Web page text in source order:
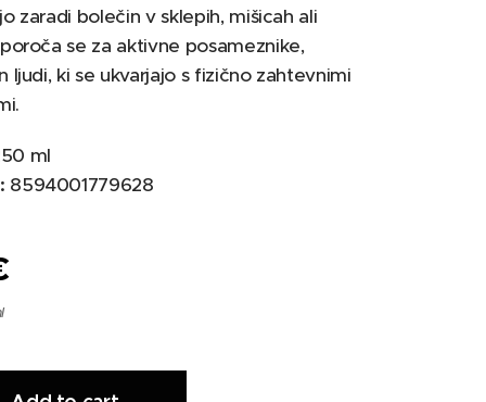
zaradi bolečin v sklepih, mišicah ali
se za aktivne posameznike,
ljudi, ki se ukvarjajo s fizično zahtevnimi
ml
8594001779628